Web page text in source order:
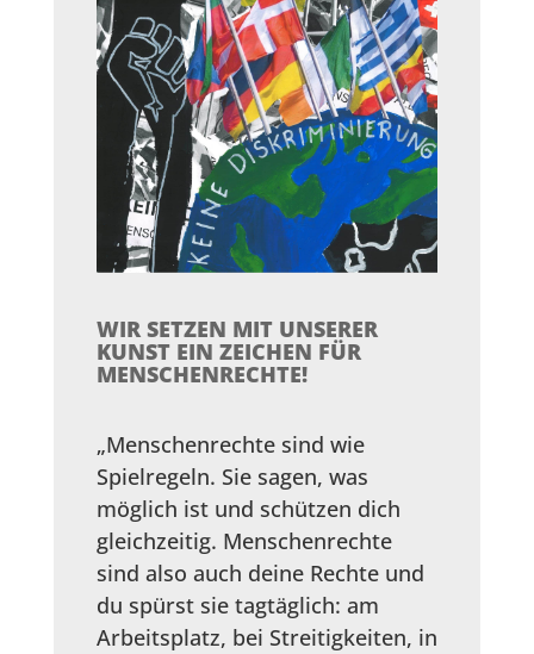
WIR SETZEN MIT UNSERER
KUNST EIN ZEICHEN FÜR
MENSCHENRECHTE!
„Menschenrechte sind wie
Spielregeln. Sie sagen, was
möglich ist und schützen dich
gleichzeitig. Menschenrechte
sind also auch deine Rechte und
du spürst sie tagtäglich: am
Arbeitsplatz, bei Streitigkeiten, in